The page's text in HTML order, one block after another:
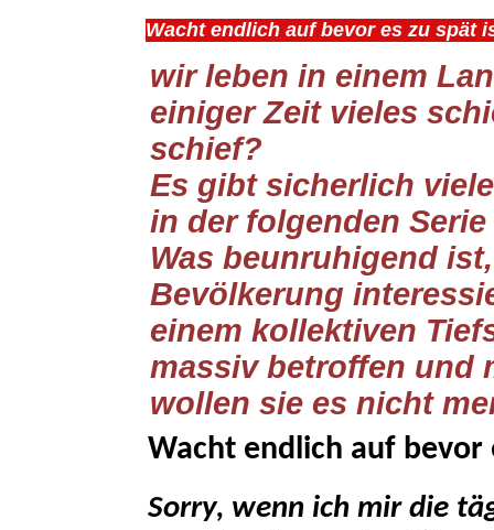
Wacht endlich auf bevor es zu spät
wir leben in einem
einiger Zeit vieles
schief?
Es gibt sicherlich
in der folgenden
Was beunruhigend
Bevölkerung
einem kollektiven
massiv betroffen und
wollen sie es nicht
Wacht endlich auf bevor
Sorry, wenn ich mir die